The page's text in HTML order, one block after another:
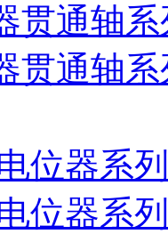
贯通轴
贯通轴
位器系列
位器系列